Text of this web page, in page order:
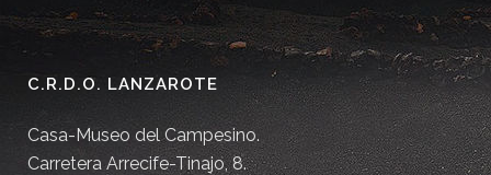
C.R.D.O. LANZAROTE
Casa-Museo del Campesino.
Carretera Arrecife-Tinajo, 8.